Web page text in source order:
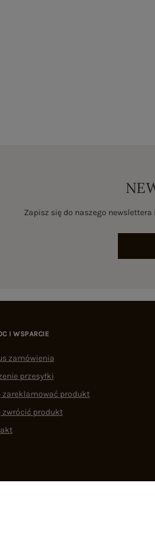
Zapisz się do naszego
I WSPARCIE
zamówienia
przesyłki
zareklamować produkt
zwrócić produkt